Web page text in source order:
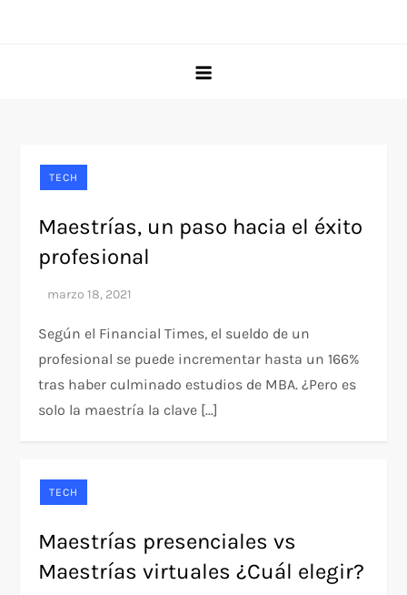
TECH
Maestrías, un paso hacia el éxito
profesional
Según el Financial Times, el sueldo de un
profesional se puede incrementar hasta un 166%
tras haber culminado estudios de MBA. ¿Pero es
solo la maestría la clave […]
TECH
Maestrías presenciales vs
Maestrías virtuales ¿Cuál elegir?